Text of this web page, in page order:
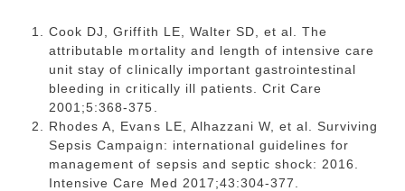
Cook DJ, Griffith LE, Walter SD, et al. The
attributable mortality and length of intensive care
unit stay of clinically important gastrointestinal
bleeding in critically ill patients. Crit Care
2001;5:368-375.
Rhodes A, Evans LE, Alhazzani W, et al. Surviving
Sepsis Campaign: international guidelines for
management of sepsis and septic shock: 2016.
Intensive Care Med 2017;43:304-377.